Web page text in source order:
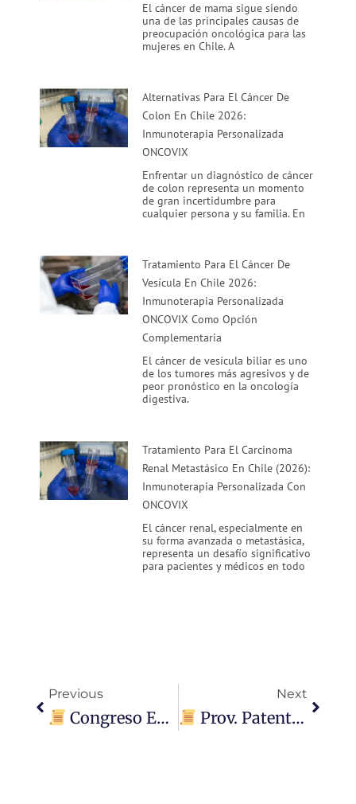
El cáncer de mama sigue siendo
una de las principales causas de
preocupación oncológica para las
mujeres en Chile. A
Alternativas Para El Cáncer De
Colon En Chile 2026:
Inmunoterapia Personalizada
ONCOVIX
Enfrentar un diagnóstico de cáncer
de colon representa un momento
de gran incertidumbre para
cualquier persona y su familia. En
Tratamiento Para El Cáncer De
Vesícula En Chile 2026:
Inmunoterapia Personalizada
ONCOVIX Como Opción
Complementaria
El cáncer de vesícula biliar es uno
de los tumores más agresivos y de
peor pronóstico en la oncología
digestiva.
Tratamiento Para El Carcinoma
Renal Metastásico En Chile (2026):
Inmunoterapia Personalizada Con
ONCOVIX
El cáncer renal, especialmente en
su forma avanzada o metastásica,
representa un desafío significativo
para pacientes y médicos en todo
Previous
Congreso ESMO Inmuno-Oncología, Ginebra, Suiza (Diciembre 2024)
Next
Prov. Patent Drg1-2024 (USPTO)